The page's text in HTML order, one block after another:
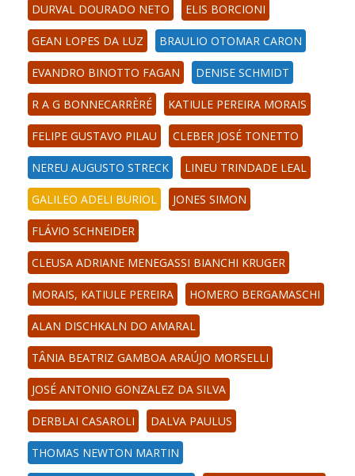
DURVAL DOURADO NETO ELIS BORCIONI
GEAN LOPES DA LUZ BRAULIO OTOMAR CARON
EVANDRO BINOTTO FAGAN DENISE SCHMIDT
R A G BONNECARRÈRÉ KATIULE PEREIRA MORAIS
FELIPE GUSTAVO PILAU CLEBER JOSÉ TONETTO
NEREU AUGUSTO STRECK LINEU TRINDADE LEAL
GALILEO ADELI BURIOL JONES SIMON
FLÁVIO SCHNEIDER
CLEUSA ADRIANE MENEGASSI BIANCHI KRUGER
MORAIS, KATIULE PEREIRA HOMERO BERGAMASCHI
ALAN DISCHKALN DO AMARAL
TÂNIA BEATRIZ GAMBOA ARAÚJO MORSELLI
JOSÉ ANTONIO GONZALEZ DA SILVA
DERBLAI CASAROLI DALVA PAULUS
THOMAS NEWTON MARTIN